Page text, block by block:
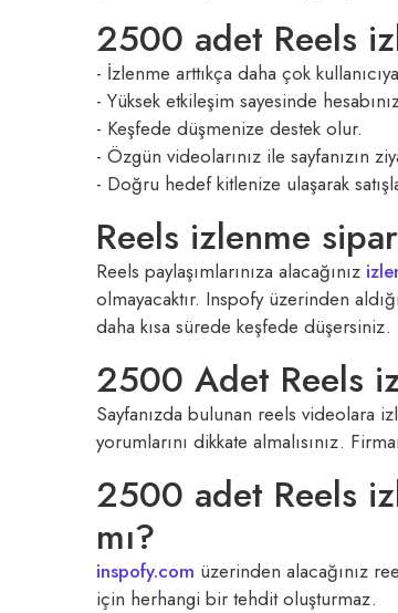
2500 adet Reels
- İzlenme arttıkça daha çok
- Yüksek etkileşim sayesinde
- Keşfede düşmenize destek olur.
- Özgün videolarınız ile sayfanızın
- Doğru hedef kitlenize ulaşarak
Reels izlenme
Reels paylaşımlarınıza alacağınız
olmayacaktır. Inspofy üzerinden
daha kısa sürede keşfede düşersiniz.
2500 Adet Reels
Sayfanızda bulunan reels videolara
yorumlarını dikkate almalısınız.
2500 adet Reels
mı?
inspofy.com üzerinden alacağınız
için herhangi bir tehdit oluşturmaz.